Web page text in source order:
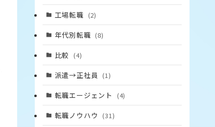
工場転職 (2)
年代別転職 (8)
比較 (4)
派遣→正社員 (1)
転職エージェント (4)
転職ノウハウ (31)